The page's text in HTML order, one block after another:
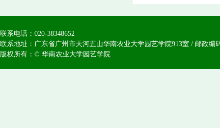
联系电话：020-38348652
联系地址：广东省广州市天河五山华南农业大学园艺学院913室 / 邮政编
版权所有：© 华南农业大学园艺学院